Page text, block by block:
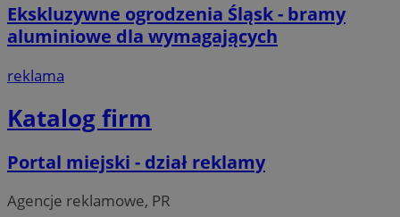
Ekskluzywne ogrodzenia Śląsk - bramy
aluminiowe dla wymagających
reklama
Katalog firm
Portal miejski - dział reklamy
Agencje reklamowe, PR